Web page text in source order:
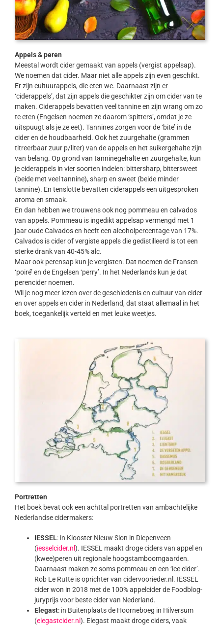
Appels & peren
Meestal wordt cider gemaakt van appels (vergist appelsap).
We noemen dat cider. Maar niet alle appels zijn even geschikt.
Er zijn cultuurappels, die eten we. Daarnaast zijn er
‘ciderappels’, dat zijn appels die geschikter zijn om cider van te
maken. Ciderappels bevatten veel tannine en zijn wrang om zo
te eten (Engelsen noemen ze daarom ‘spitters’, omdat je ze
uitspuugt als je ze eet). Tannines zorgen voor de ‘bite’ in de
cider en de houdbaarheid. Ook het zuurgehalte (grammen
titreerbaar zuur p/liter) van de appels en het suikergehalte zijn
van belang. Op grond van tanninegehalte en zuurgehalte, kun
je ciderappels in vier soorten indelen: bittersharp, bittersweet
(beide met veel tannine), sharp en sweet (beide minder
tannine). En tenslotte bevatten ciderappels een uitgesproken
aroma en smaak.
En dan hebben we trouwens ook nog pommeau en calvados
van appels. Pommeau is ingedikt appelsap vermengd met 1
jaar oude Calvados en heeft een alcoholpercentage van 17%.
Calvados is cider of vergiste appels die gedistilleerd is tot een
sterke drank van 40-45% alc.
Maar ook perensap kun je vergisten. Dat noemen de Fransen
‘poiré’ en de Engelsen ‘perry’. In het Nederlands kun je dat
perencider noemen.
Wil je nog meer lezen over de geschiedenis en cultuur van cider
en over appels en cider in Nederland, dat staat allemaal in het
boek, toegankelijk verteld en met leuke weetjes.
Portretten
Het boek bevat ook een achttal portretten van ambachtelijke
Nederlandse cidermakers:
IESSEL: in Klooster Nieuw Sion in Diepenveen
(iesselcider.nl). IESSEL maakt droge ciders van appel en
(kwee)peren uit regionale hoogstamboomgaarden.
Daarnaast maken ze soms pommeau en een ‘ice cider’.
Rob Le Rutte is oprichter van cidervoorieder.nl. IESSEL
cider won in 2018 met de 100% appelcider de Foodblog-
juryprijs voor beste cider van Nederland.
Elegast: in Buitenplaats de Hoorneboeg in Hilversum
(elegastcider.nl). Elegast maakt droge ciders, vaak